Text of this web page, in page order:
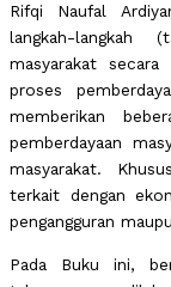
Rifqi Naufal
langkah-langkah
masyarakat
proses
memberikan
pemberdayaan
masyarakat.
terkait dengan
pengangguran
Pada Buku ini,